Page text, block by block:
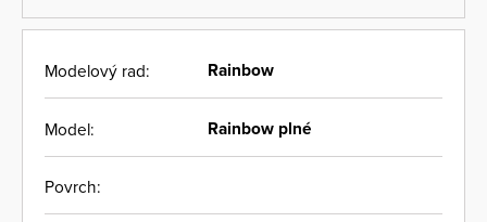
Modelový rad: Rainbow
Model: Rainbow plné
Povrch: